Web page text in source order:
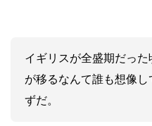
イギリスが全盛期だっ
が移るなんて誰も想像し
ずだ。